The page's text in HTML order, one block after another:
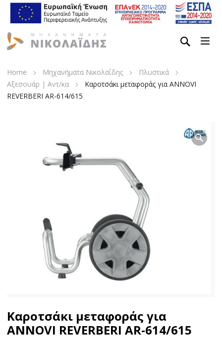
Home Μηχανήματα Νικολαΐδης
Πλυστικά
Αξεσουάρ | Αντ/κα
Καροτσάκι μεταφοράς για ANNOVI
REVERBERI AR-614/615
Καροτσάκι μεταφοράς για
ANNOVI REVERBERI AR-614/615